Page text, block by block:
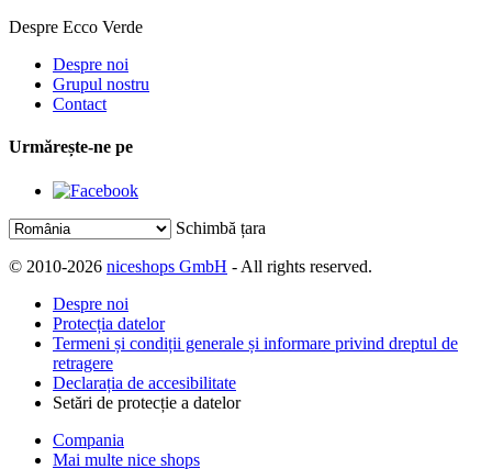
Despre Ecco Verde
Despre noi
Grupul nostru
Contact
Urmărește-ne pe
Schimbă țara
© 2010-2026 niceshops GmbH - All rights reserved.
Despre noi
Protecția datelor
Termeni și condiții generale și informare privind dreptul de
retragere
Declarația de accesibilitate
Setări de protecție a datelor
Compania
Mai multe nice shops